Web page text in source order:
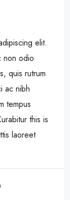
elit.
non odio
quis rutrum
ac nibh
tempus
this is
laoreet